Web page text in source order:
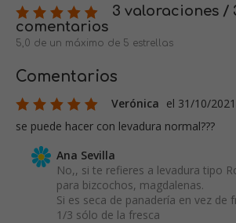
3 valoraciones /
comentarios
5,0 de un máximo de 5 estrellas
Comentarios
Verónica el 31/10/2021
se puede hacer con levadura normal???
Ana Sevilla
No,, si te refieres a levadura tipo
para bizcochos, magdalenas.
Si es seca de panadería en vez de
1/3 sólo de la fresca